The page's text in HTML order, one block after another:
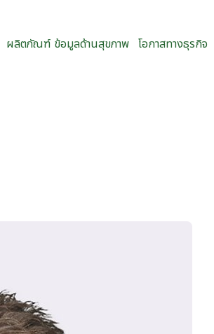
ผลิตภัณฑ์ ข้อมูลด้านสุขภาพ โอกาสทางธุรกิจ